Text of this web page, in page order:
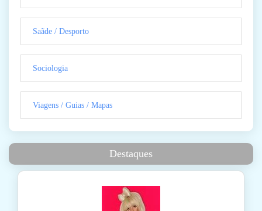
Saãde / Desporto
Sociologia
Viagens / Guias / Mapas
Destaques